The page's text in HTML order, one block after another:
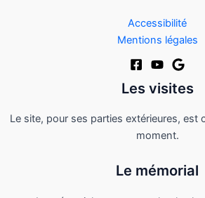
Accessibilité
Mentions légales
Les visites
Le site, pour ses parties extérieures, est
moment.
Le mémorial